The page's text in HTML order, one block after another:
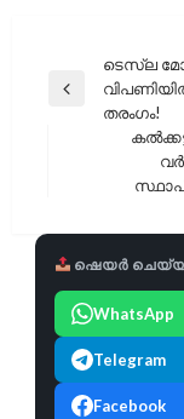
Previous
ടെസ്ല
തരംഗം!
ഷെയർ
WhatsApp
Telegram
Facebook